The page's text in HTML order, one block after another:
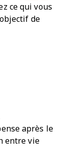
ce qui vous
de
après le
entre vie